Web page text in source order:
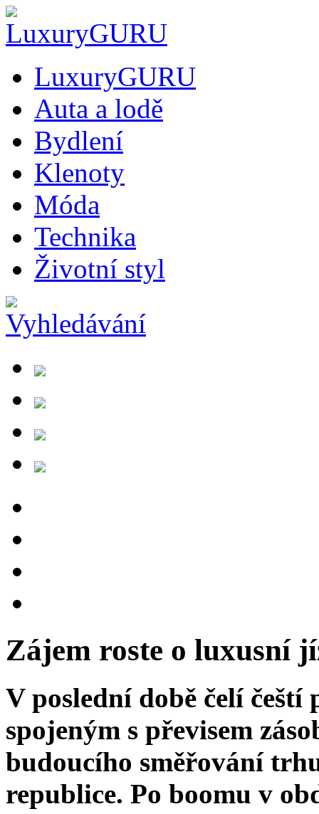
LuxuryGURU
Auta a lodě
Bydlení
Klenoty
Móda
Technika
Životní styl
Zájem roste o luxusní
V poslední době čelí
spojeným s převisem
budoucího směřování
republice. Po boomu v